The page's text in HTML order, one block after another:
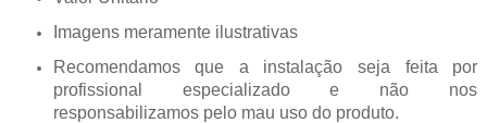
Imagens meramente ilustrativas
Recomendamos que a instalação seja feita por
profissional especializado e não nos
responsabilizamos pelo mau uso do produto.